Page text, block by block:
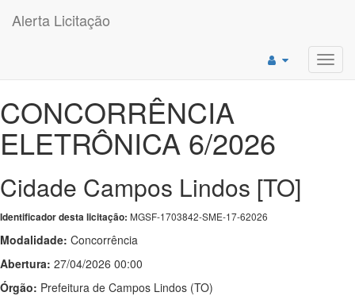
Alerta Licitação
CONCORRÊNCIA
ELETRÔNICA 6/2026
Cidade Campos Lindos [TO]
Identificador desta licitação: MGSF-1703842-SME-17-62026
Modalidade: Concorrência
Abertura: 27/04/2026 00:00
Órgão: Prefeitura de Campos Lindos (TO)